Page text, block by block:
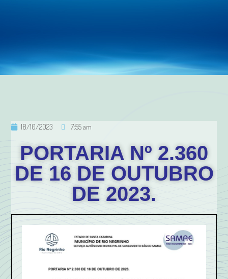
18/10/2023 7:55 am
PORTARIA Nº 2.360
DE 16 DE OUTUBRO
DE 2023.